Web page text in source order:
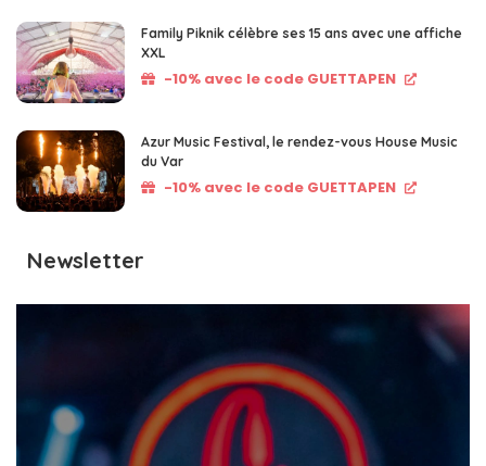
Family Piknik célèbre ses 15 ans avec une affiche
XXL
-10% avec le code GUETTAPEN
Azur Music Festival, le rendez-vous House Music
du Var
-10% avec le code GUETTAPEN
Newsletter